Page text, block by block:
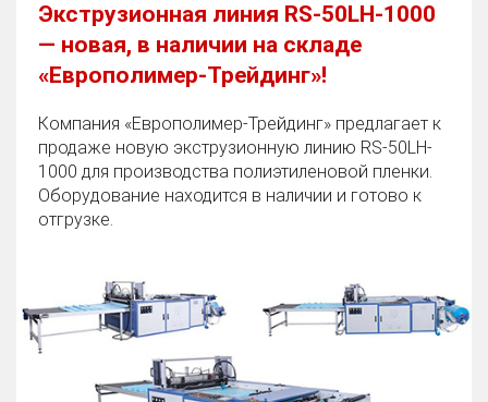
Экструзионная линия RS-50LH-1000
— новая, в наличии на складе
«Европолимер-Трейдинг»!
Компания «Европолимер-Трейдинг» предлагает к
продаже новую экструзионную линию RS-50LH-
1000 для производства полиэтиленовой пленки.
Оборудование находится в наличии и готово к
отгрузке.